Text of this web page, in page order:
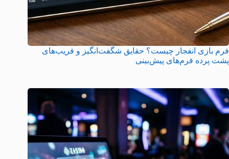
فرم بازی انفجار چیست؟ حقایق شگفت‌انگیز و فریب‌های
پشت پرده فرم‌های پیش‌بینی